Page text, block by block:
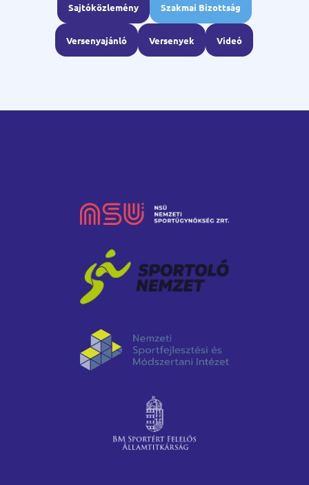
Sajtóközlemény Szakmai Bizottság
Versenyajánló Versenyek Videó